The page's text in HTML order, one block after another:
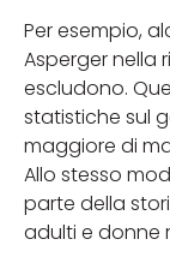
Per esempio,
Asperger nella
escludono.
statistiche sul
maggiore di
Allo stesso
parte della
adulti e donne